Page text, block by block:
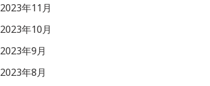
2023年11月
2023年10月
2023年9月
2023年8月